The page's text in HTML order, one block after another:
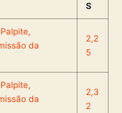
S
2,2
5
2,3
2